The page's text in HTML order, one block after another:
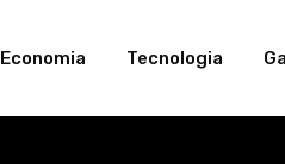
Economia Tecnologia